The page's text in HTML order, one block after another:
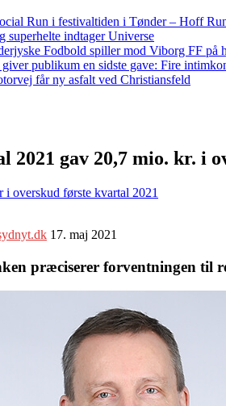
Run i festivaltiden i Tønder – Hoff
superhelte indtager Universe
Fodbold spiller mod Viborg FF
publikum en sidste gave: Fire
får ny asfalt ved Christiansfeld
2021 gav 20,7 mio. kr. i
overskud første kvartal 2021
17. maj 2021
præciserer forventningen til